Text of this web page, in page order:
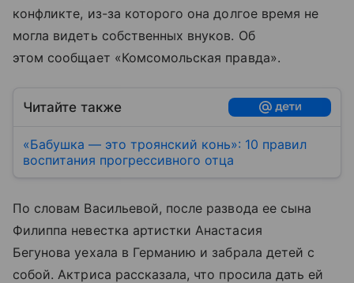
конфликте, из-за которого она долгое время не
могла видеть собственных внуков. Об
этом сообщает «Комсомольская правда».
Читайте также
«Бабушка — это троянский конь»: 10 правил
воспитания прогрессивного отца
По словам Васильевой, после развода ее сына
Филиппа невестка артистки Анастасия
Бегунова уехала в Германию и забрала детей с
собой. Актриса рассказала, что просила дать ей